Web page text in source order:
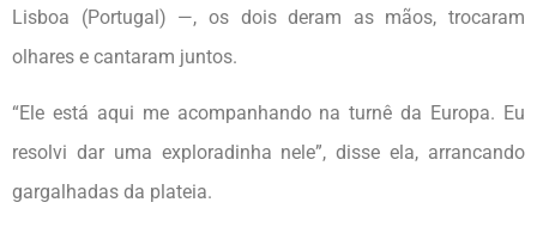
Lisboa (Portugal) —, os dois deram as mãos, trocaram
olhares e cantaram juntos.
“Ele está aqui me acompanhando na turnê da Europa. Eu
resolvi dar uma exploradinha nele”, disse ela, arrancando
gargalhadas da plateia.